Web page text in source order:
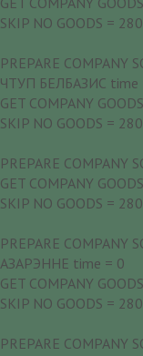
SKIP NO GOODS =
PREPARE
ЧТУП БЕЛБАЗИС time
GET COMPANY
SKIP NO GOODS =
PREPARE
GET COMPANY
SKIP NO GOODS =
PREPARE
АЗАРЭННЕ time = 0
GET COMPANY
SKIP NO GOODS =
PREPARE